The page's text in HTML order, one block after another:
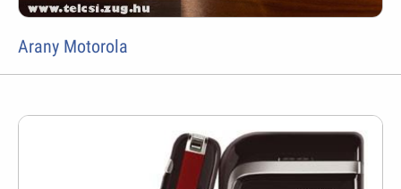
Arany Motorola